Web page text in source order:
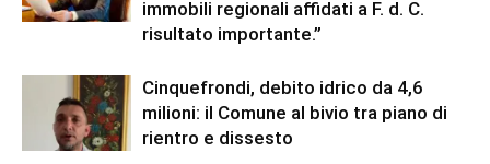
immobili regionali affidati a F. d. C.
risultato importante.”
Cinquefrondi, debito idrico da 4,6
milioni: il Comune al bivio tra piano di
rientro e dissesto